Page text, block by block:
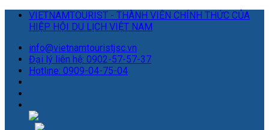
VIETNAMTOURIST - THÀNH VIÊN CHÍNH THỨC CỦA
HIỆP HỘI DU LỊCH VIỆT NAM
info@vietnamtouristjsc.vn
Đại lý liên hệ: 0902-57-57-37
Hotline: 0909-04-75-04